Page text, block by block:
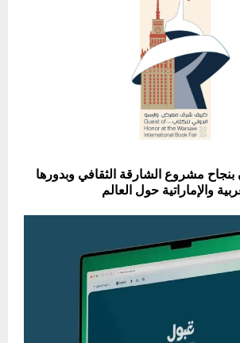
مشروع الشارقة الثقافي وبدورها
والإماراتية حول العالم